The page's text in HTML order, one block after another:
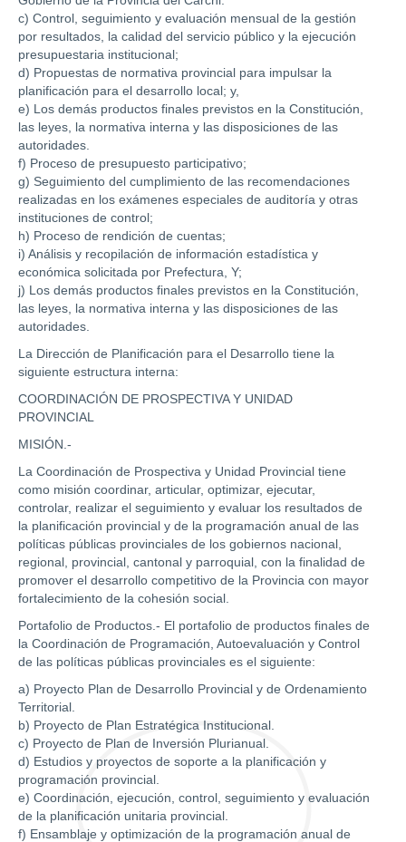
c) Control, seguimiento y evaluación mensual de la gestión
por resultados, la calidad del servicio público y la ejecución
presupuestaria institucional;
d) Propuestas de normativa provincial para impulsar la
planificación para el desarrollo local; y,
e) Los demás productos finales previstos en la Constitución,
las leyes, la normativa interna y las disposiciones de las
autoridades.
f) Proceso de presupuesto participativo;
g) Seguimiento del cumplimiento de las recomendaciones
realizadas en los exámenes especiales de auditoría y otras
instituciones de control;
h) Proceso de rendición de cuentas;
i) Análisis y recopilación de información estadística y
económica solicitada por Prefectura, Y;
j) Los demás productos finales previstos en la Constitución,
las leyes, la normativa interna y las disposiciones de las
autoridades.
La Dirección de Planificación para el Desarrollo tiene la
siguiente estructura interna:
COORDINACIÓN DE PROSPECTIVA Y UNIDAD
PROVINCIAL
MISIÓN.-
La Coordinación de Prospectiva y Unidad Provincial tiene
como misión coordinar, articular, optimizar, ejecutar,
controlar, realizar el seguimiento y evaluar los resultados de
la planificación provincial y de la programación anual de las
políticas públicas provinciales de los gobiernos nacional,
regional, provincial, cantonal y parroquial, con la finalidad de
promover el desarrollo competitivo de la Provincia con mayor
fortalecimiento de la cohesión social.
Portafolio de Productos.- El portafolio de productos finales de
la Coordinación de Programación, Autoevaluación y Control
de las políticas públicas provinciales es el siguiente:
a) Proyecto Plan de Desarrollo Provincial y de Ordenamiento
Territorial.
b) Proyecto de Plan Estratégica Institucional.
c) Proyecto de Plan de Inversión Plurianual.
d) Estudios y proyectos de soporte a la planificación y
programación provincial.
e) Coordinación, ejecución, control, seguimiento y evaluación
de la planificación unitaria provincial.
f) Ensamblaje y optimización de la programación anual de